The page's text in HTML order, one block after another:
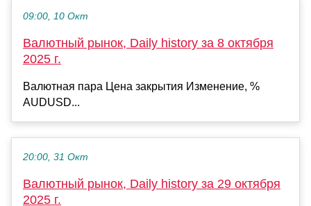
09:00, 10 Окт
Валютный рынок, Daily history за 8 октября
2025 г.
Валютная пара Цена закрытия Изменение, %
AUDUSD...
20:00, 31 Окт
Валютный рынок, Daily history за 29 октября
2025 г.